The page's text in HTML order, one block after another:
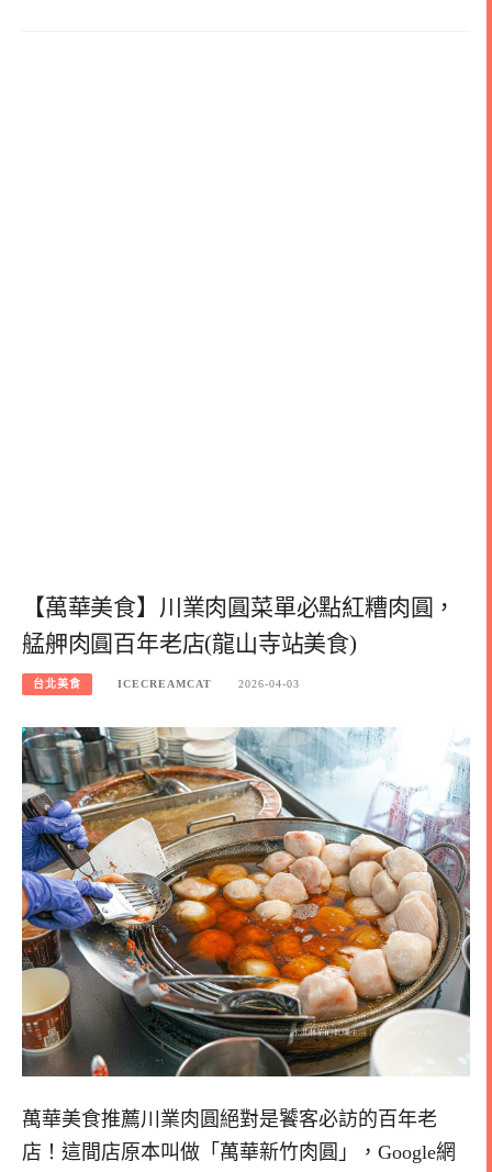
【萬華美食】川業肉圓菜單必點紅糟肉圓，
艋舺肉圓百年老店(龍山寺站美食)
台北美食 ICECREAMCAT 2026-04-03
萬華美食推薦川業肉圓絕對是饕客必訪的百年老
店！這間店原本叫做「萬華新竹肉圓」，Google網